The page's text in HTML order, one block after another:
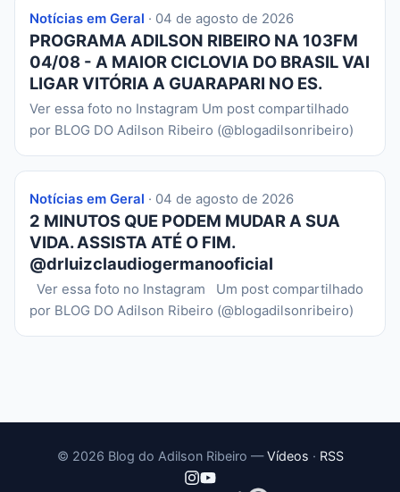
Notícias em Geral · 04 de agosto de 2026
PROGRAMA ADILSON RIBEIRO NA 103FM
04/08 - A MAIOR CICLOVIA DO BRASIL VAI
LIGAR VITÓRIA A GUARAPARI NO ES.
Ver essa foto no Instagram Um post compartilhado
por BLOG DO Adilson Ribeiro (@blogadilsonribeiro)
Notícias em Geral · 04 de agosto de 2026
2 MINUTOS QUE PODEM MUDAR A SUA
VIDA. ASSISTA ATÉ O FIM.
@drluizclaudiogermanooficial
Ver essa foto no Instagram Um post compartilhado
por BLOG DO Adilson Ribeiro (@blogadilsonribeiro)
© 2026 Blog do Adilson Ribeiro —Vídeos · RSS